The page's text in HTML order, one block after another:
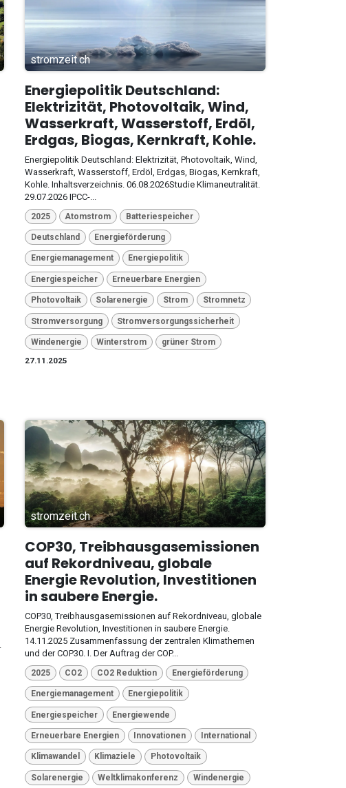
stromzeit.ch
Energiepolitik Deutschland:
Elektrizität, Photovoltaik, Wind,
Wasserkraft, Wasserstoff, Erdöl,
Erdgas, Biogas, Kernkraft, Kohle.
Energiepolitik Deutschland: Elektrizität, Photovoltaik, Wind,
Wasserkraft, Wasserstoff, Erdöl, Erdgas, Biogas, Kernkraft,
Kohle. Inhaltsverzeichnis. 06.08.2026Studie Klimaneutralität.
29.07.2026 IPCC-...
2025 Atomstrom Batteriespeicher
Deutschland Energieförderung
Energiemanagement Energiepolitik
Energiespeicher Erneuerbare Energien
Photovoltaik Solarenergie Strom Stromnetz
Stromversorgung Stromversorgungssicherheit
Windenergie Winterstrom
grüner Strom
27.11.2025
stromzeit.ch
COP30, Treibhausgasemissionen
auf Rekordniveau, globale
Energie Revolution, Investitionen
in saubere Energie.
COP30, Treibhausgasemissionen auf Rekordniveau, globale
Energie Revolution, Investitionen in saubere Energie.
14.11.2025 Zusammenfassung der zentralen Klimathemen
und der COP30. I. Der Auftrag der COP...
2025 CO2 CO2 Reduktion Energieförderung
Energiemanagement Energiepolitik
Energiespeicher Energiewende
Erneuerbare Energien Innovationen International
Klimawandel Klimaziele Photovoltaik
Solarenergie Weltklimakonferenz
Windenergie